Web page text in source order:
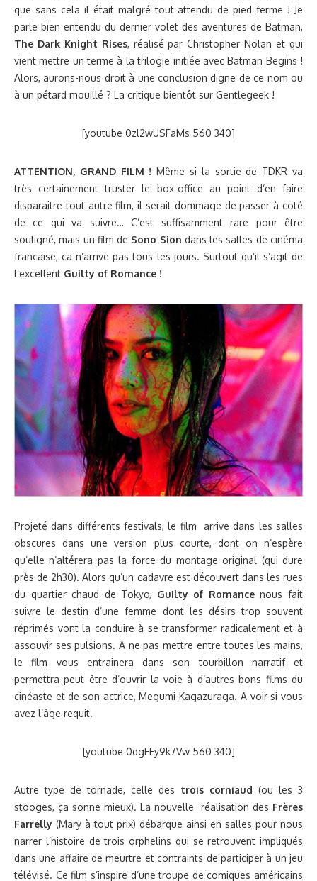
que sans cela il était malgré tout attendu de pied ferme ! Je
parle bien entendu du dernier volet des aventures de Batman,
The Dark Knight Rises, réalisé par Christopher Nolan et qui
vient mettre un terme à la trilogie initiée avec Batman Begins !
Alors, aurons-nous droit à une conclusion digne de ce nom ou
à un pétard mouillé ? La critique bientôt sur Gentlegeek !
[youtube 0zl2wUSFaMs 560 340]
ATTENTION, GRAND FILM ! Même si la sortie de TDKR va
très certainement truster le box-office au point d’en faire
disparaitre tout autre film, il serait dommage de passer à coté
de ce qui va suivre… C’est suffisamment rare pour être
souligné, mais un film de Sono Sion dans les salles de cinéma
française, ça n’arrive pas tous les jours. Surtout qu’il s’agit de
l’excellent Guilty of Romance !
Projeté dans différents festivals, le film arrive dans les salles
obscures dans une version plus courte, dont on n’espère
qu’elle n’altérera pas la force du montage original (qui dure
près de 2h30). Alors qu’un cadavre est découvert dans les rues
du quartier chaud de Tokyo, Guilty of Romancenous fait
suivre le destin d’une femme dont les désirs trop souvent
réprimés vont la conduire à se transformer radicalement et à
assouvir ses pulsions. A ne pas mettre entre toutes les mains,
le film vous entrainera dans son tourbillon narratif et
permettra peut être d’ouvrir la voie à d’autres bons films du
cinéaste et de son actrice, Megumi Kagazuraga. A voir si vous
avez l’âge requit.
[youtube 0dgEFy9k7Vw 560 340]
Autre type de tornade, celle des trois corniaud (ou les 3
stooges, ça sonne mieux). La nouvelle réalisation des Frères
Farrelly (Mary à tout prix) débarque ainsi en salles pour nous
narrer l’histoire de trois orphelins qui se retrouvent impliqués
dans une affaire de meurtre et contraints de participer à un jeu
télévisé. Ce film s’inspire d’une troupe de comiques américains